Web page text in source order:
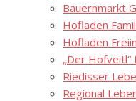
Bauernmarkt
Hofladen
Hofladen
„Der
Riedisser
Regional